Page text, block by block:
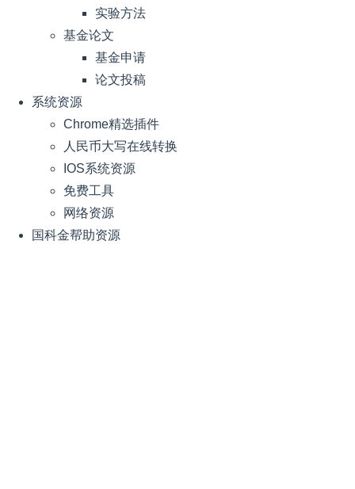
实验方法
基金论文
基金申请
论文投稿
系统资源
Chrome精选插件
人民币大写在线转换
IOS系统资源
免费工具
网络资源
国科金帮助资源